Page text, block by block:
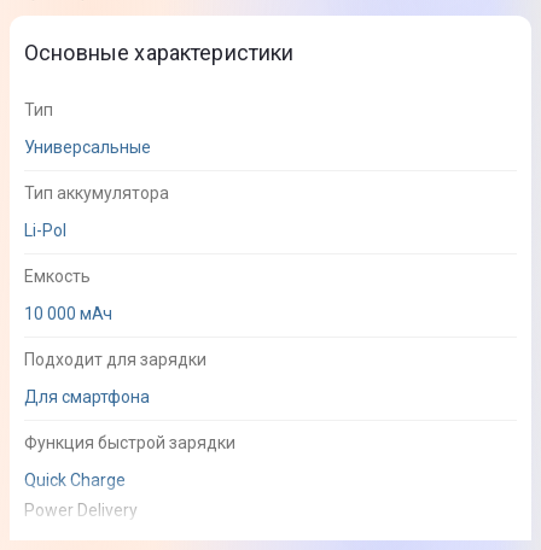
Основные характеристики
Тип
Универсальные
Тип аккумулятора
Li-Pol
Емкость
10 000 мАч
Подходит для зарядки
Для смартфона
Функция быстрой зарядки
Quick Charge
Power Delivery
Apple Fast Charge